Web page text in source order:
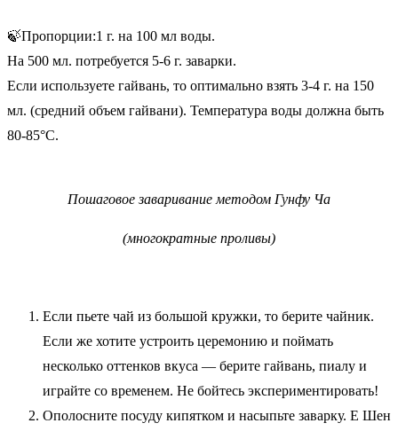
🍃Пропорции:1 г. на 100 мл воды.
На 500 мл. потребуется 5-6 г. заварки.
Если используете гайвань, то оптимально взять 3-4 г. на 150
мл. (средний объем гайвани). Температура воды должна быть
80-85°C.
Пошаговое заваривание методом Гунфу Ча
(многократные проливы)
Если пьете чай из большой кружки, то берите чайник.
Если же хотите устроить церемонию и поймать
несколько оттенков вкуса — берите гайвань, пиалу и
играйте со временем. Не бойтесь экспериментировать!
Ополосните посуду кипятком и насыпьте заварку. Е Шен